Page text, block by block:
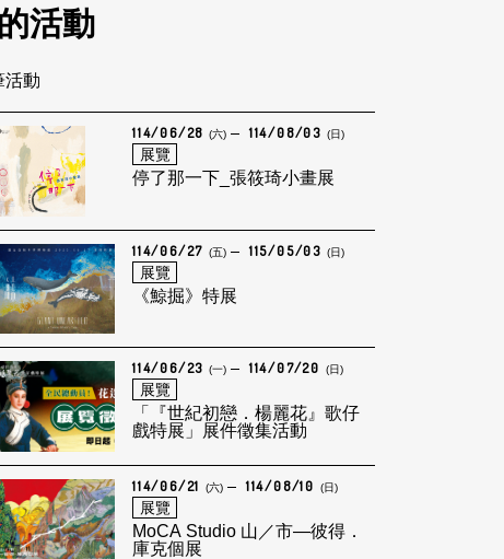
的活動
活動
114/06/28 (六) 114/08/03 (日)
展覽
停了那一下_張筱琦小畫展
114/06/27 (五) 115/05/03 (日)
展覽
《鯨掘》特展
114/06/23 (一) 114/07/20 (日)
展覽
「『世紀初戀．楊麗花』歌仔
戲特展」展件徵集活動
114/06/21 (六) 114/08/10 (日)
展覽
MoCA Studio 山／市—彼得．
庫克個展